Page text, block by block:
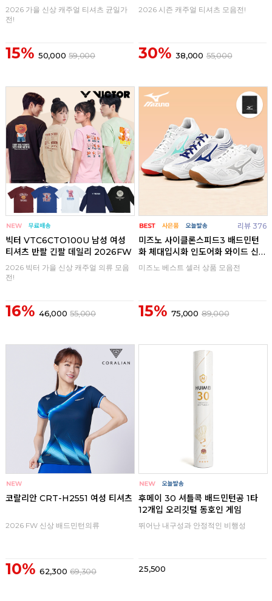
2026 가을 신상 캐주얼 티셔츠 균일가
전!
15% 50,000 59,000
2026 시즌 캐주얼 티셔츠 모음전!
30% 38,000 55,000
빅터 VTC6CTO100U 남성 여성
티셔츠 반팔 긴팔 데일리 2026FW
2026 빅터 가을 신상 캐주얼 의류 모음
전!
16% 46,000 55,000
리뷰 376
미즈노 사이클론스피드3 배드민턴
화 체대입시화 인도어화 와이드 신
발
미즈노 베스트 셀러 상품 모음전
15% 75,000 89,000
코랄리안 CRT-H2551 여성 티셔츠
2026 FW 신상 배드민턴의류
10% 62,300 69,300
후메이 30 셔틀콕 배드민턴공 1타
12개입 오리깃털 동호인 게임
뛰어난 내구성과 안정적인 비행성
25,500